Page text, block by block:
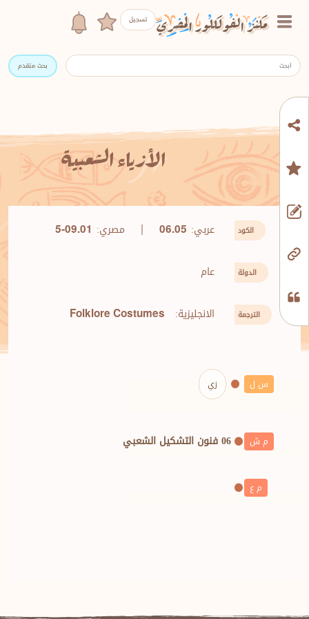
تسجيل
بحث متقدم
الأزياء الشعبية
الكود عربي: 06.05
| مصري: 5-09.01
الدولة عام
الترجمة الانجليزية: Folklore Costumes
س ل زي
م ش 06 فنون التشكيل الشعبي
م ع